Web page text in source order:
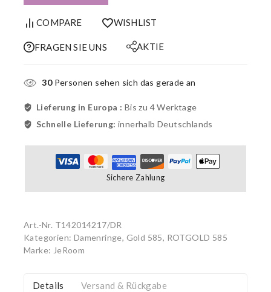
COMPARE WISHLIST
FRAGEN SIE UNS AKTIE
30Personen sehen sich das gerade an
Lieferung in Europa : Bis zu 4 Werktage
Schnelle Lieferung: innerhalb Deutschlands
Sichere Zahlung
Art.-Nr. T142014217/DR
Kategorien: Damenringe, Gold 585, ROTGOLD 585
Marke: JeRoom
Details Versand & Rückgabe